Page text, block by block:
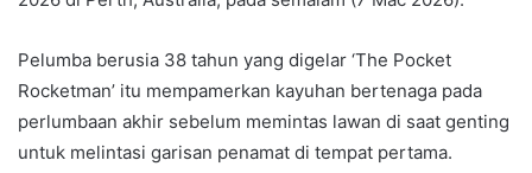
Pelumba berusia 38 tahun yang digelar ‘The Pocket
Rocketman’ itu mempamerkan kayuhan bertenaga pada
perlumbaan akhir sebelum memintas lawan di saat genting
untuk melintasi garisan penamat di tempat pertama.